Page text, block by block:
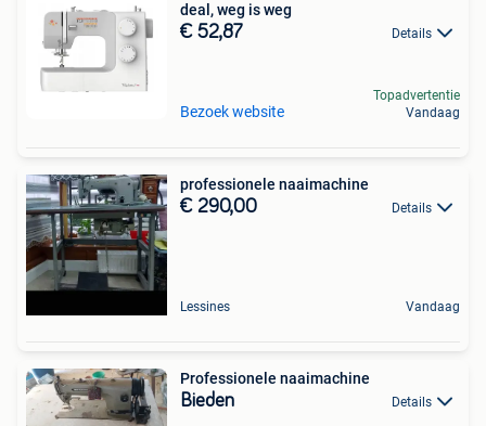
deal, weg is weg
€ 52,87 Details
Bezoek website
Topadvertentie
Vandaag
professionele naaimachine
€ 290,00 Details
Lessines Vandaag
Professionele naaimachine
Bieden Details